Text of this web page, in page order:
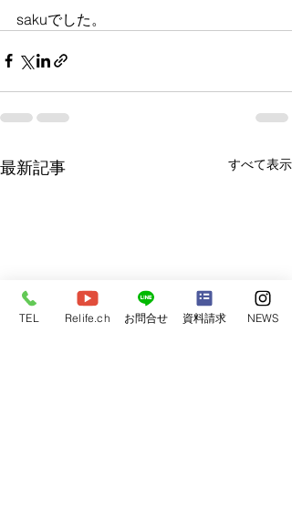
sakuでした。
最新記事 すべて表示
TEL Relife.ch お問合せ 資料請求 NEWS